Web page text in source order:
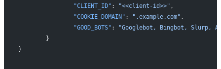
                "CLIENT_ID"
: "<<client-id>>" ,
                "COOKIE_DOMAIN"
: ".example.com" ,
                "GOOD_BOTS"
:
"Googlebot, Bingbot, Slurp,
        }
}